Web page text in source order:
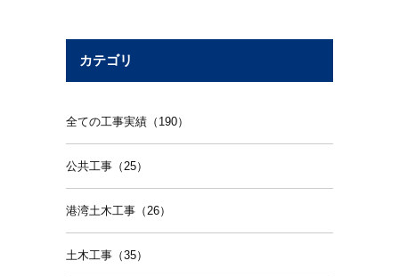
カテゴリ
全ての工事実績（190）
公共工事（25）
港湾土木工事（26）
土木工事（35）